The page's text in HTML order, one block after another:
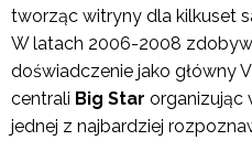
tworząc witryny dla kilkuset
W latach 2006-2008
doświadczenie jako główny
centrali Big Star organizując
jednej z najbardziej